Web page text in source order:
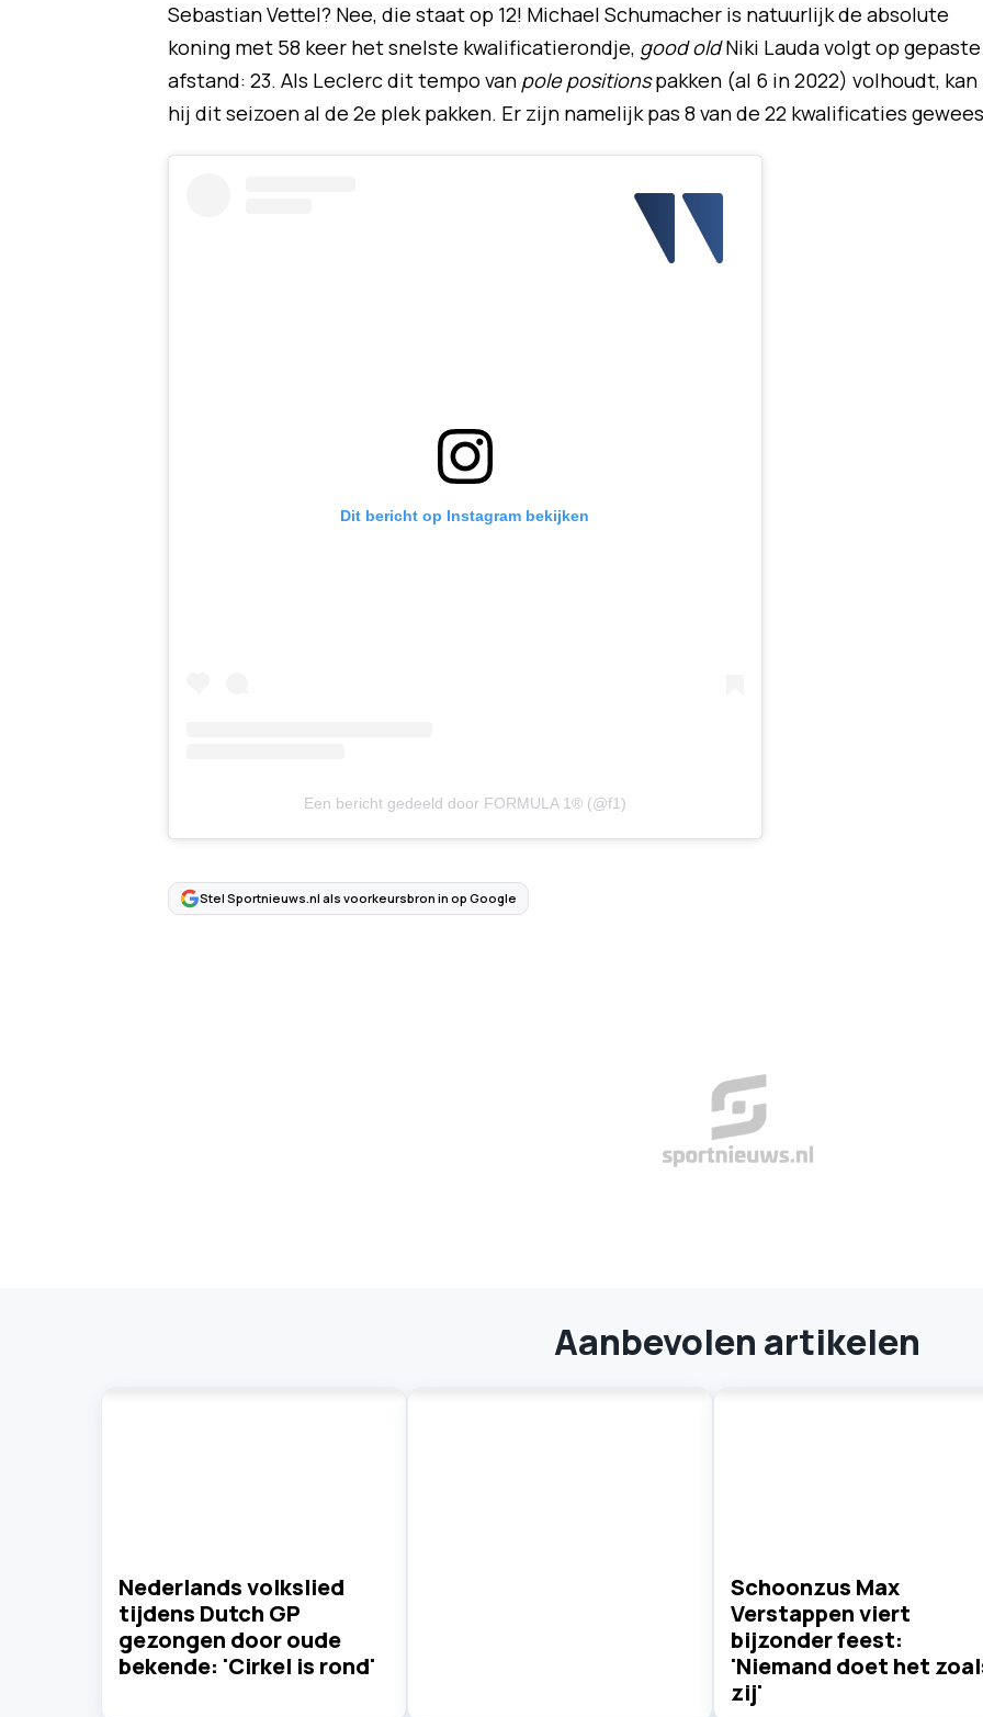
Sebastian Vettel? Nee, die staat op 12! Michael Schumacher is natuurlijk de absolute
koning met 58 keer het snelste kwalificatierondje, good oldNiki Lauda volgt op gepaste
afstand: 23. Als Leclerc dit tempo van pole positionspakken (al 6 in 2022) volhoudt, kan
hij dit seizoen al de 2e plek pakken. Er zijn namelijk pas 8 van de 22 kwalificaties
Dit bericht op Instagram bekijken
Een bericht gedeeld door FORMULA 1® (@f1)
Stel Sportnieuws.nl als voorkeursbron in op Google
Aanbevolen artikelen
Nederlands volkslied
tijdens Dutch GP
gezongen door oude
bekende: 'Cirkel is rond'
Schoonzus Max
Verstappen viert
bijzonder feest:
'Niemand doet het
zij'